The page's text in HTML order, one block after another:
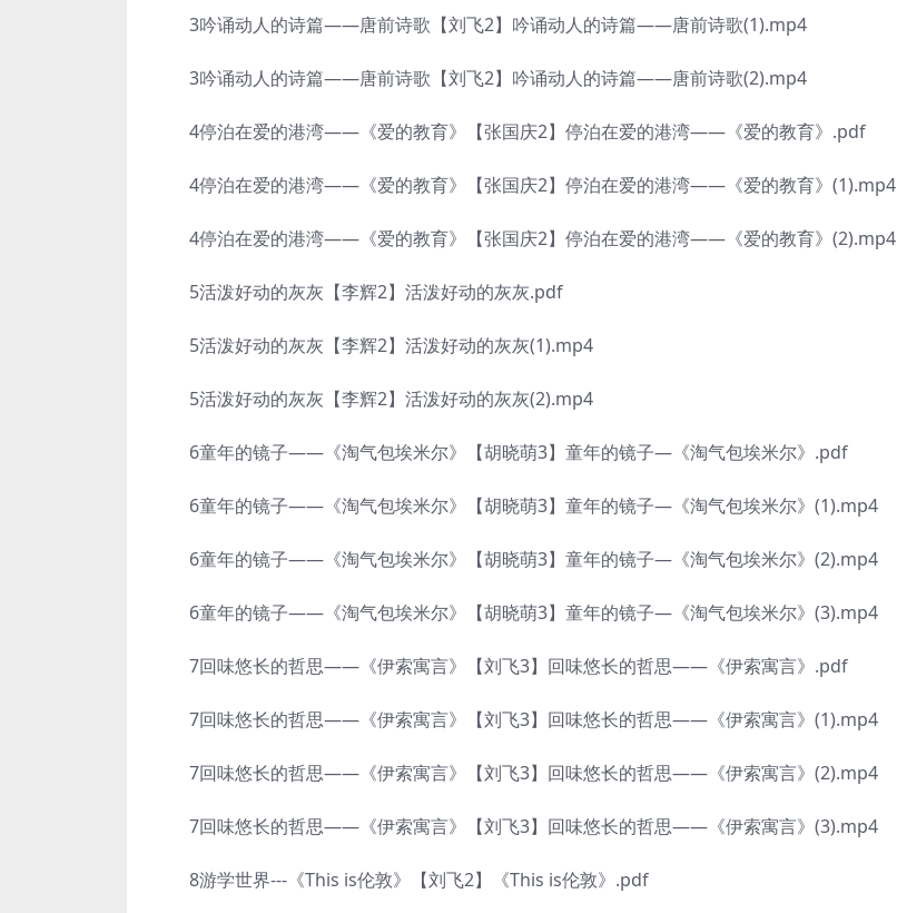
3吟诵动人的诗篇——唐前诗歌【刘飞2】吟诵动人的诗篇——唐前诗歌(1).mp4
3吟诵动人的诗篇——唐前诗歌【刘飞2】吟诵动人的诗篇——唐前诗歌(2).mp4
4停泊在爱的港湾——《爱的教育》【张国庆2】停泊在爱的港湾——《爱的教育》.pdf
4停泊在爱的港湾——《爱的教育》【张国庆2】停泊在爱的港湾——《爱的教育》(1).mp4
4停泊在爱的港湾——《爱的教育》【张国庆2】停泊在爱的港湾——《爱的教育》(2).mp4
5活泼好动的灰灰【李辉2】活泼好动的灰灰.pdf
5活泼好动的灰灰【李辉2】活泼好动的灰灰(1).mp4
5活泼好动的灰灰【李辉2】活泼好动的灰灰(2).mp4
6童年的镜子——《淘气包埃米尔》【胡晓萌3】童年的镜子—《淘气包埃米尔》.pdf
6童年的镜子——《淘气包埃米尔》【胡晓萌3】童年的镜子—《淘气包埃米尔》(1).mp4
6童年的镜子——《淘气包埃米尔》【胡晓萌3】童年的镜子—《淘气包埃米尔》(2).mp4
6童年的镜子——《淘气包埃米尔》【胡晓萌3】童年的镜子—《淘气包埃米尔》(3).mp4
7回味悠长的哲思——《伊索寓言》【刘飞3】回味悠长的哲思——《伊索寓言》.pdf
7回味悠长的哲思——《伊索寓言》【刘飞3】回味悠长的哲思——《伊索寓言》(1).mp4
7回味悠长的哲思——《伊索寓言》【刘飞3】回味悠长的哲思——《伊索寓言》(2).mp4
7回味悠长的哲思——《伊索寓言》【刘飞3】回味悠长的哲思——《伊索寓言》(3).mp4
8游学世界---《This is伦敦》【刘飞2】《This is伦敦》.pdf